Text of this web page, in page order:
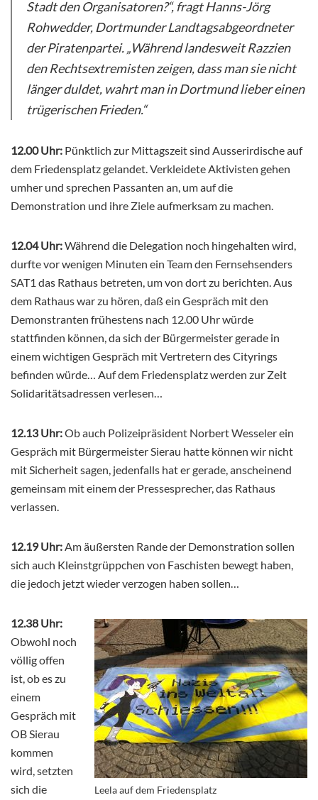
Stadt den Organisatoren?“, fragt Hanns-Jörg
Rohwedder, Dortmunder Landtagsabgeordneter
der Piratenpartei. „Während landesweit Razzien
den Rechtsextremisten zeigen, dass man sie nicht
länger duldet, wahrt man in Dortmund lieber einen
trügerischen Frieden.“
12.00 Uhr: Pünktlich zur Mittagszeit sind Ausserirdische auf
dem Friedensplatz gelandet. Verkleidete Aktivisten gehen
umher und sprechen Passanten an, um auf die
Demonstration und ihre Ziele aufmerksam zu machen.
12.04 Uhr:Während die Delegation noch hingehalten wird,
durfte vor wenigen Minuten ein Team den Fernsehsenders
SAT1 das Rathaus betreten, um von dort zu berichten. Aus
dem Rathaus war zu hören, daß ein Gespräch mit den
Demonstranten frühestens nach 12.00 Uhr würde
stattfinden können, da sich der Bürgermeister gerade in
einem wichtigen Gespräch mit Vertretern des Cityrings
befinden würde… Auf dem Friedensplatz werden zur Zeit
Solidaritätsadressen verlesen…
12.13 Uhr:Ob auch Polizeipräsident Norbert Wesseler ein
Gespräch mit Bürgermeister Sierau hatte können wir nicht
mit Sicherheit sagen, jedenfalls hat er gerade, anscheinend
gemeinsam mit einem der Pressesprecher, das Rathaus
verlassen.
12.19 Uhr:Am äußersten Rande der Demonstration sollen
sich auch Kleinstgrüppchen von Faschisten bewegt haben,
die jedoch jetzt wieder verzogen haben sollen…
Leela auf dem Friedensplatz
12.38 Uhr:
Obwohl noch
völlig offen
ist, ob es zu
einem
Gespräch mit
OB Sierau
kommen
wird, setzten
sich die